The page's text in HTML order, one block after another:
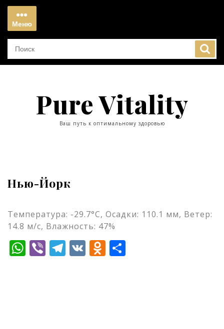
Перейти
содержимому
Меню
Меню
Pure Vitality
Ваш путь к оптимальному здоровью
Нью-Йорк
Температура: -29.7°C, Осадки: 110.1 мм, Ветер:
14.8 м/с, Влажность: 47%
WhatsApp
ViberTelegram
VKOdnoklassniki